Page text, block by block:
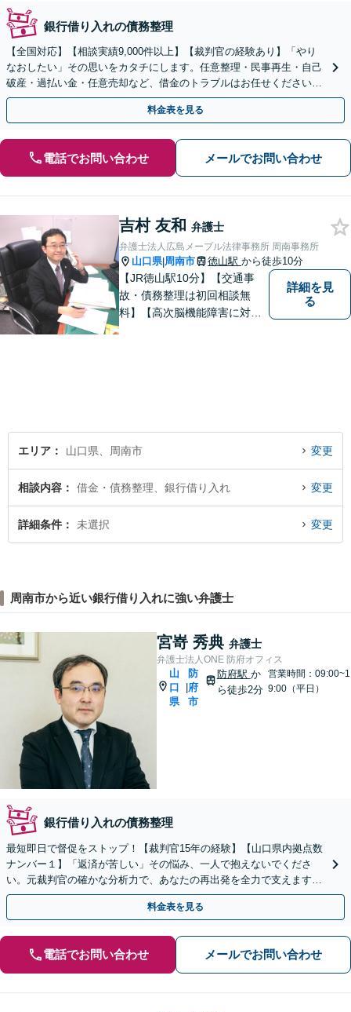
銀行借り入れの債務整理
【全国対応】【相談実績9,000件以上】【裁判官の経験あり】「やり
なおしたい」その思いをカタチにします。任意整理・民事再生・自己
破産・過払い金・任意売却など、借金のトラブルはお任せください。
【初回相談無料】【全国対応可能】
料金表を見る
電話でお問い合わせ メールでお問い合わせ
吉村 友和 弁護士
弁護士法人広島メープル法律事務所 周南事務所
山口県|周南市 徳山駅 から徒歩10分
【JR徳山駅10分】【交通事
故・債務整理は初回相談無
料】【高次脳機能障害に対応
詳細を見
る
エリア 山口県、周南市 変更
相談内容 借金・債務整理、銀行借り入れ 変更
詳細条件 未選択 変更
周南市から近い銀行借り入れに強い弁護士
宮嵜 秀典 弁護士
弁護士法人ONE 防府オフィス
山
口
県
防
府
市
防府駅 か
ら徒歩2分
営業時間：09:00~1
9:00（平日）
銀行借り入れの債務整理
最短即日で督促をストップ！【裁判官15年の経験】【山口県内拠点数
ナンバー１】「返済が苦しい」その悩み、一人で抱えないでくださ
い。元裁判官の確かな分析力で、あなたの再出発を全力で支えます｜
自己破産・任意整理・時効のご相談にも対応
料金表を見る
電話でお問い合わせ メールでお問い合わせ